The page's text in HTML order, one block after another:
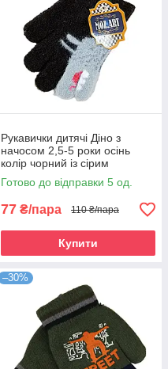
Рукавички дитячі Діно з
начосом 2,5-5 роки осінь
колір чорний із сірим
Готово до відправки 5 од.
77 ₴/пара 110 ₴/пара
Купити
–30%